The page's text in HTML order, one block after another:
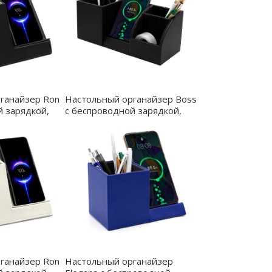
Ron
зарядкой,
Настольный органайзер Boss
c беспроводной зарядкой,
Ron Настольный органайзер